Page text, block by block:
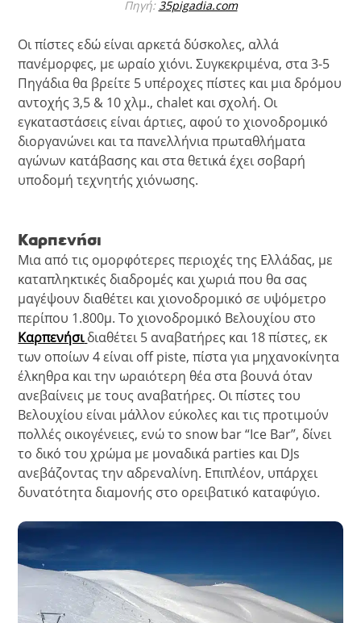
Πηγή: 35pigadia.com
Οι πίστες εδώ είναι αρκετά δύσκολες, αλλά
πανέμορφες, με ωραίο χιόνι. Συγκεκριμένα, στα 3-5
Πηγάδια θα βρείτε 5 υπέροχες πίστες και μια δρόμου
αντοχής 3,5 & 10 χλμ., chalet και σχολή. Οι
εγκαταστάσεις είναι άρτιες, αφού το χιονοδρομικό
διοργανώνει και τα πανελλήνια πρωταθλήματα
αγώνων κατάβασης και στα θετικά έχει σοβαρή
υποδομή τεχνητής χιόνωσης.
Καρπενήσι
Μια από τις ομορφότερες περιοχές της Ελλάδας, με
καταπληκτικές διαδρομές και χωριά που θα σας
μαγέψουν διαθέτει και χιονοδρομικό σε υψόμετρο
περίπου 1.800μ. Το χιονοδρομικό Βελουχίου στο
Καρπενήσι διαθέτει 5 αναβατήρες και 18 πίστες, εκ
των οποίων 4 είναι off piste, πίστα για μηχανοκίνητα
έλκηθρα και την ωραιότερη θέα στα βουνά όταν
ανεβαίνεις με τους αναβατήρες. Οι πίστες του
Βελουχίου είναι μάλλον εύκολες και τις προτιμούν
πολλές οικογένειες, ενώ το snow bar “Ice Bar”, δίνει
το δικό του χρώμα με μοναδικά parties και DJs
ανεβάζοντας την αδρεναλίνη. Επιπλέον, υπάρχει
δυνατότητα διαμονής στο ορειβατικό καταφύγιο.